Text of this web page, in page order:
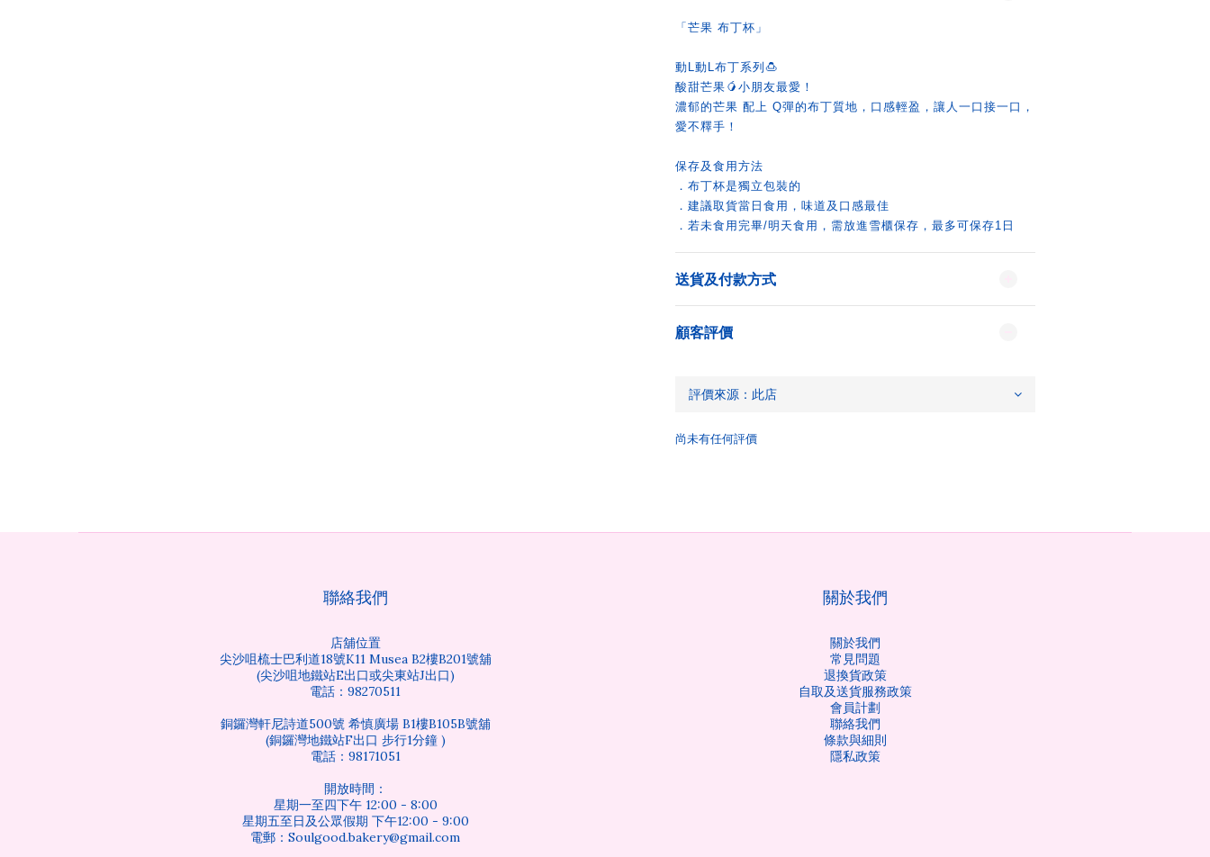
「芒果 布丁杯」
動L動L布丁系列🍮
酸甜芒果🥭小朋友最愛！
濃郁的芒果 配上 Q彈的布丁質地，口感輕盈，讓人一口接一口，
愛不釋手！
保存及食用方法
．布丁杯是獨立包裝的
．建議取貨當日食用，味道及口感最佳
．若未食用完畢/明天食用，需放進雪櫃保存，最多可保存1日
送貨及付款方式
顧客評價
尚未有任何評價
聯絡我們
店舖位置
尖沙咀梳士巴利道18號K11 Musea B2樓B201號舖
(尖沙咀地鐵站E出口或尖東站J出口)
電話：98270511
銅鑼灣軒尼詩道500號 希慎廣場 B1樓B105B號舖
(銅鑼灣地鐵站F出口 步行1分鐘 )
電話：98171051
開放時間：
星期一至四下午 12:00 - 8:00
星期五至日及公眾假期 下午12:00 - 9:00
電郵：Soulgood.bakery@gmail.com
關於我們
關於我們
常見問題
退換貨政策
自取及送貨服務政策
會員計劃
聯絡我們
條款與細則
隱私政策